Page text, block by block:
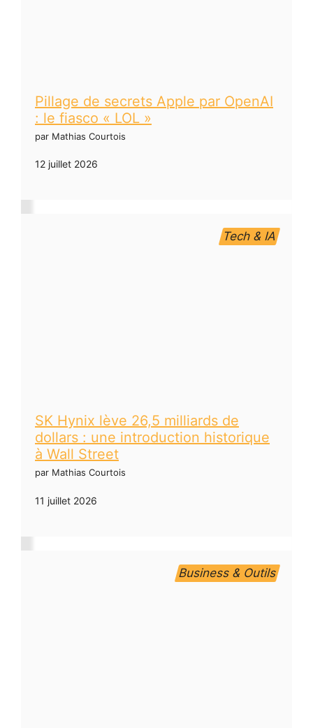
Pillage de secrets Apple par OpenAI
: le fiasco « LOL »
par Mathias Courtois
12 juillet 2026
Tech & IA
SK Hynix lève 26,5 milliards de
dollars : une introduction historique
à Wall Street
par Mathias Courtois
11 juillet 2026
Business & Outils